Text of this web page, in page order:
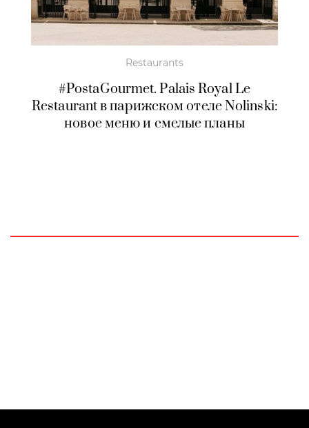
Restaurants
#PostaGourmet. Palais Royal Le
Restaurant в парижском отеле Nolinski:
новое меню и смелые планы